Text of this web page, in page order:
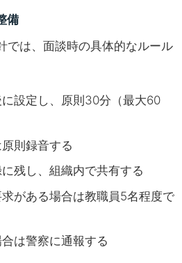
備
では、面談時の具体的なルール
設定し、原則30分（最大60
則録音する
残し、組織内で共有する
がある場合は教職員5名程度で
は警察に通報する